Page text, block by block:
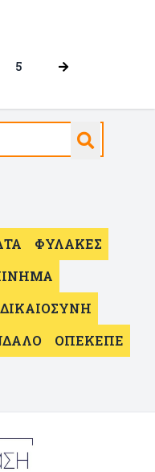
5
ΦΥΛΑΚΕΣ
ΔΙΚΑΙΟΣΥΝΗ
ΟΠΕΚΕΠΕ